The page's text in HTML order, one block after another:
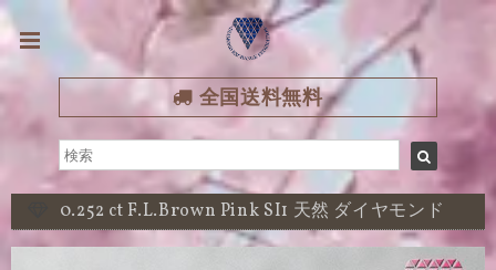
全国送料無料
0.252 ct F.L.Brown Pink SI1 天然 ダイヤモンド